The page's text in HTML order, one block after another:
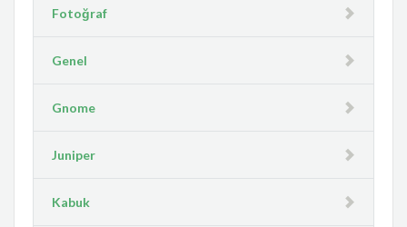
Fotoğraf
Genel
Gnome
Juniper
Kabuk